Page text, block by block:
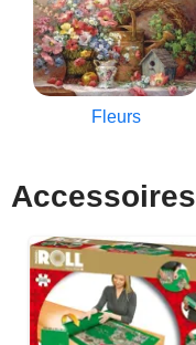
Fleurs
Accessoires